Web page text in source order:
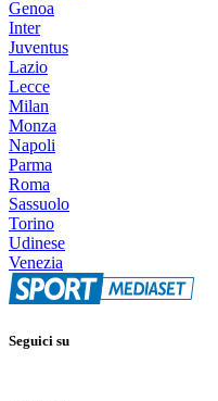
Genoa
Inter
Juventus
Lazio
Lecce
Milan
Monza
Napoli
Parma
Roma
Sassuolo
Torino
Udinese
Venezia
Seguici su